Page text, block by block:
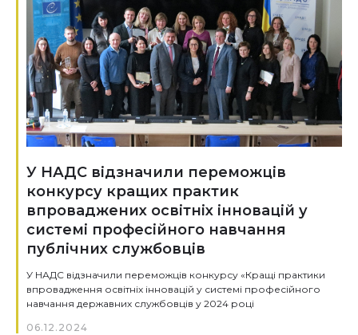
У НАДС відзначили переможців
конкурсу кращих практик
впроваджених освітніх інновацій у
системі професійного навчання
публічних службовців
У НАДС відзначили переможців конкурсу «Кращі практики
впровадження освітніх інновацій у системі професійного
навчання державних службовців у 2024 році
06.12.2024